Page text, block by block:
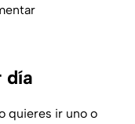
día
quieres ir uno o